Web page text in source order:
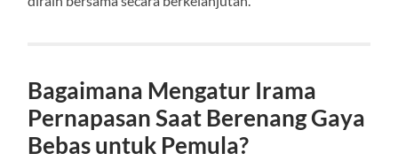
Bagaimana Mengatur Irama
Pernapasan Saat Berenang Gaya
Bebas untuk Pemula?